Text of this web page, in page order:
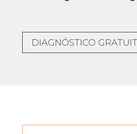
DIAGNÓSTICO